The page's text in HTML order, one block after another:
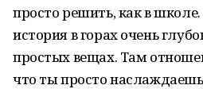
просто решить, как в
история в горах очень
простых вещах. Там
что ты просто